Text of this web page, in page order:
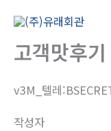
고객맛후기
v3M_텔레
작성자